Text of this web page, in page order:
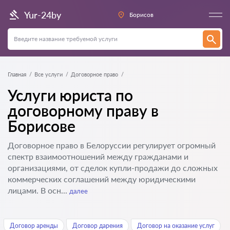
Yur-24by Борисов
Главная Все услуги Договорное право
Услуги юриста по
договорному праву в
Борисове
Договорное право в Белоруссии регулирует огромный
спектр взаимоотношений между гражданами и
организациями, от сделок купли-продажи до сложных
коммерческих соглашений между юридическими
лицами. В осн... далее
Договор аренды Договор дарения Договор на оказание услуг